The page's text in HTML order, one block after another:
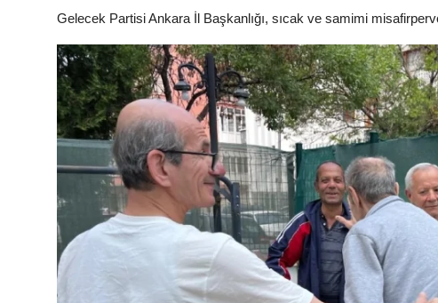
Gelecek Partisi Ankara İl Başkanlığı, sıcak ve samimi